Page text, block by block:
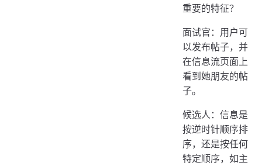
重要的特征？
面试官：用户可
以发布帖子，并
在信息流页面上
看到她朋友的帖
子。
候选人：信息是
按逆时针顺序排
序，还是按任何
特定顺序，如主